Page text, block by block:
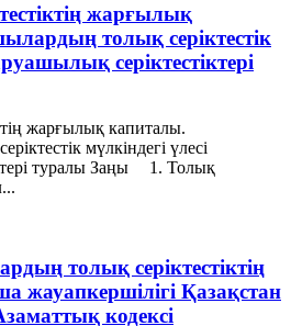
жарғылық
толық серiктестiк
серіктестіктері
жарғылық капиталы.
мүлкiндегi үлесi
туралы Заңы 1. Толық
толық серiктестiктiң
жауапкершiлiгi Қазақстан
кодексi